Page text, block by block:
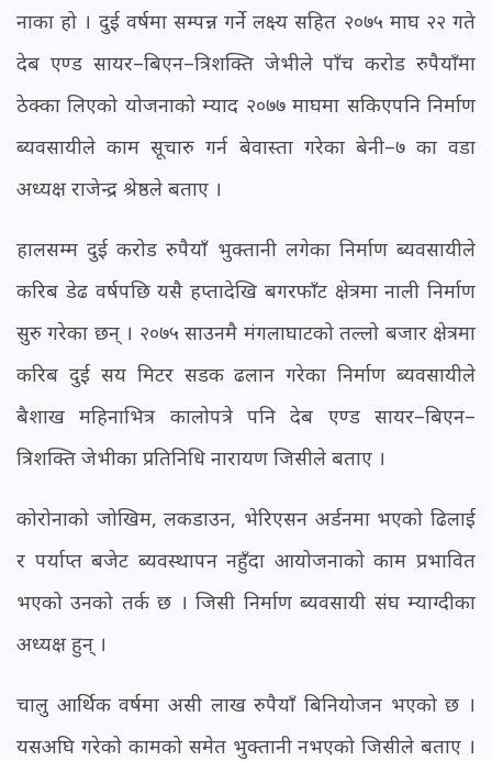
नाका हो । दुई वर्षमा सम्पन्न गर्ने लक्ष्य सहित २०७५ माघ २२ गते
देब एण्ड सायर–बिएन–त्रिशक्ति जेभीले पाँच करोड रुपैयाँमा
ठेक्का लिएको योजनाको म्याद २०७७ माघमा सकिएपनि निर्माण
ब्यवसायीले काम सूचारु गर्न बेवास्ता गरेका बेनी–७ का वडा
अध्यक्ष राजेन्द्र श्रेष्ठले बताए ।
हालसम्म दुई करोड रुपैयाँ भुक्तानी लगेका निर्माण ब्यवसायीले
करिब डेढ वर्षपछि यसै हप्तादेखि बगरफाँट क्षेत्रमा नाली निर्माण
सुरु गरेका छन् । २०७५ साउनमै मंगलाघाटको तल्लो बजार क्षेत्रमा
करिब दुई सय मिटर सडक ढलान गरेका निर्माण ब्यवसायीले
बैशाख महिनाभित्र कालोपत्रे पनि देब एण्ड सायर–बिएन–
त्रिशक्ति जेभीका प्रतिनिधि नारायण जिसीले बताए ।
कोरोनाको जोखिम, लकडाउन, भेरिएसन अर्डनमा भएको ढिलाई
र पर्याप्त बजेट ब्यवस्थापन नहुँदा आयोजनाको काम प्रभावित
भएको उनको तर्क छ । जिसी निर्माण ब्यवसायी संघ म्याग्दीका
अध्यक्ष हुन् ।
चालु आर्थिक वर्षमा असी लाख रुपैयाँ बिनियोजन भएको छ ।
यसअघि गरेको कामको समेत भुक्तानी नभएको जिसीले बताए ।